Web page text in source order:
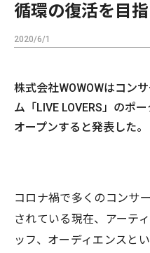
循環の復活を目
2020/6/1
株式会社WOWOWはコン
ム「LIVE LOVERS」のポ
オープンすると発表した。
コロナ禍で多くのコンサ
されている現在、アーテ
ッフ、オーディエンスと